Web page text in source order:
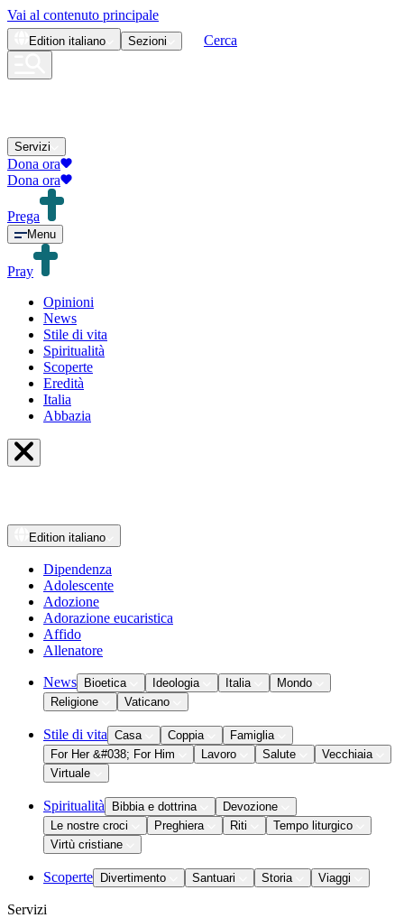
Vai al contenuto principale
Edition italiano Sezioni Cerca
Servizi
Dona ora
Dona ora
Prega
Menu
Pray
Opinioni
News
Stile di vita
Spiritualità
Scoperte
Eredità
Italia
Abbazia
Edition italiano
Dipendenza
Adolescente
Adozione
Adorazione eucaristica
Affido
Allenatore
News Bioetica Ideologia Italia
Mondo
Religione
Vaticano
Stile di vita Casa Coppia
Famiglia
For Her &#038; For Him
Lavoro Salute
Vecchiaia
Virtuale
Spiritualità Bibbia e dottrina
Devozione
Le nostre croci
Preghiera Riti
Tempo liturgico
Virtù cristiane
Scoperte Divertimento Santuari Storia Viaggi
Servizi